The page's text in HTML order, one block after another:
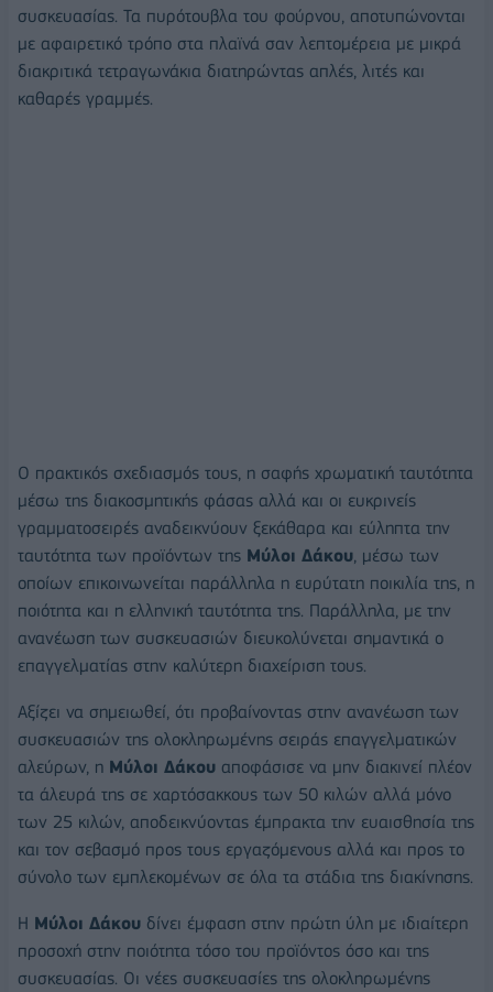
συσκευασίας. Τα πυρότουβλα του φούρνου, αποτυπώνονται
με αφαιρετικό τρόπο στα πλαϊνά σαν λεπτομέρεια με μικρά
διακριτικά τετραγωνάκια διατηρώντας απλές, λιτές και
καθαρές γραμμές.
Ο πρακτικός σχεδιασμός τους, η σαφής χρωματική ταυτότητα
μέσω της διακοσμητικής φάσας αλλά και οι ευκρινείς
γραμματοσειρές αναδεικνύουν ξεκάθαρα και εύληπτα την
ταυτότητα των προϊόντων της Μύλοι Δάκου, μέσω των
οποίων επικοινωνείται παράλληλα η ευρύτατη ποικιλία της, η
ποιότητα και η ελληνική ταυτότητα της. Παράλληλα, με την
ανανέωση των συσκευασιών διευκολύνεται σημαντικά ο
επαγγελματίας στην καλύτερη διαχείριση τους.
Αξίζει να σημειωθεί, ότι προβαίνοντας στην ανανέωση των
συσκευασιών της ολοκληρωμένης σειράς επαγγελματικών
αλεύρων, η Μύλοι Δάκου αποφάσισε να μην διακινεί πλέον
τα άλευρά της σε χαρτόσακκους των 50 κιλών αλλά μόνο
των 25 κιλών, αποδεικνύοντας έμπρακτα την ευαισθησία της
και τον σεβασμό προς τους εργαζόμενους αλλά και προς το
σύνολο των εμπλεκομένων σε όλα τα στάδια της διακίνησης.
Η Μύλοι Δάκου δίνει έμφαση στην πρώτη ύλη με ιδιαίτερη
προσοχή στην ποιότητα τόσο του προϊόντος όσο και της
συσκευασίας. Οι νέες συσκευασίες της ολοκληρωμένης